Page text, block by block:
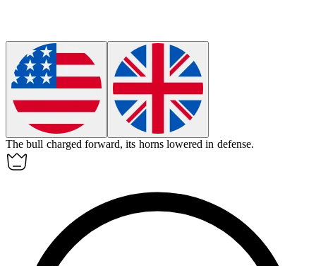
The bull charged forward, its horns lowered in defense.